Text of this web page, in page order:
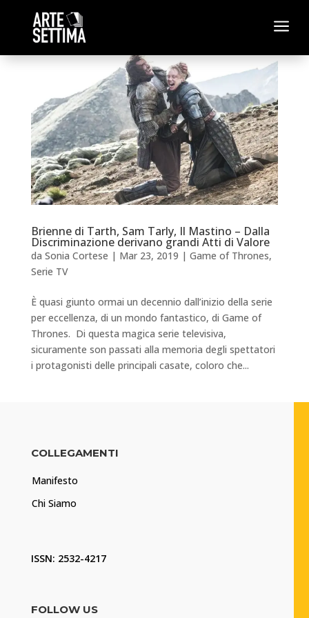
a
Brienne di Tarth, Sam Tarly, Il Mastino – Dalla
Discriminazione derivano grandi Atti di Valore
da Sonia Cortese | Mar 23, 2019 | Game of Thrones,
Serie TV
È quasi giunto ormai un decennio dall’inizio della serie
per eccellenza, di un mondo fantastico, di Game of
Thrones. Di questa magica serie televisiva,
sicuramente son passati alla memoria degli spettatori
i protagonisti delle principali casate, coloro che...
COLLEGAMENTI
Manifesto
Chi Siamo
ISSN: 2532-4217
FOLLOW US